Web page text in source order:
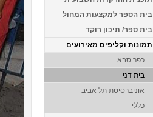
בית הספר למקצעות המחול
בית ספר/ תיכון רוקד
תמונות וקליפים מאירועים
כפר סבא
בית דני
אוניברסיטת תל אביב
כללי